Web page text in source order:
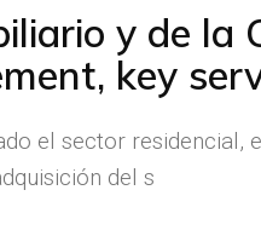
y de la
key
el sector
del s